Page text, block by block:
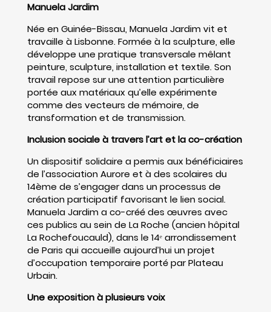
Manuela Jardim
Née en Guinée-Bissau, Manuela Jardim vit et
travaille à Lisbonne. Formée à la sculpture, elle
développe une pratique transversale mêlant
peinture, sculpture, installation et textile. Son
travail repose sur une attention particulière
portée aux matériaux qu’elle expérimente
comme des vecteurs de mémoire, de
transformation et de transmission.
Inclusion sociale à travers l’art et la co-création
Un dispositif solidaire a permis aux bénéficiaires
de l’association Aurore et à des scolaires du
14ème de s’engager dans un processus de
création participatif favorisant le lien social.
Manuela Jardim a co-créé des œuvres avec
ces publics au sein de La Roche (ancien hôpital
La Rochefoucauld), dans le 14ᵉ arrondissement
de Paris qui accueille aujourd’hui un projet
d’occupation temporaire porté par Plateau
Urbain.
Une exposition à plusieurs voix